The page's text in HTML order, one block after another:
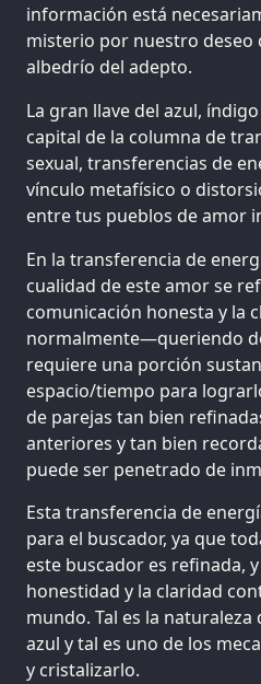
información está
misterio por nuestro deseo
albedrío del adepto.
La gran llave del azul,
capital de la columna de
sexual, transferencias de
vínculo metafísico o
entre tus pueblos de amor
En la transferencia de
cualidad de este amor se
comunicación honesta y la
normalmente—queriendo
requiere una porción
espacio/tiempo para
de parejas tan bien
anteriores y tan bien
puede ser penetrado de
Esta transferencia de
para el buscador, ya que
este buscador es refinada,
honestidad y la claridad
mundo. Tal es la naturaleza
azul y tal es uno de los
y cristalizarlo.